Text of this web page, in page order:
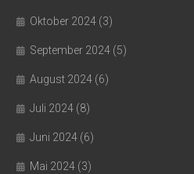
Oktober 2024 (3)
September 2024 (5)
August 2024 (6)
Juli 2024 (8)
Juni 2024 (6)
Mai 2024 (3)